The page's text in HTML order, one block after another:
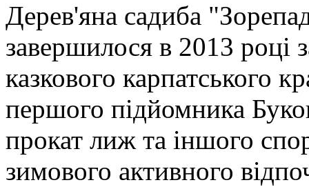
Дерев'яна садиба
завершилося в 2013 році
казкового карпатського
першого підйомника
прокат лиж та іншого
зимового активного